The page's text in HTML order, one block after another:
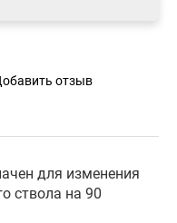
отзыв
для изменения
ствола на 90